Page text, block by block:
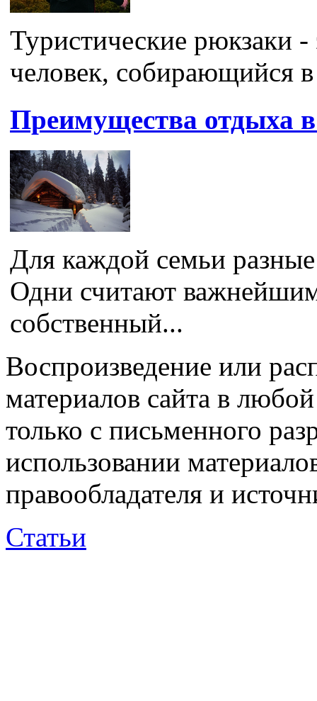
Туристические рюкзаки
человек, собирающийся
Преимущества отдыха
Для каждой семьи
Одни считают
собственный...
Воспроизведение или
материалов сайта в
только с письменного
использовании
правообладателя и
Статьи